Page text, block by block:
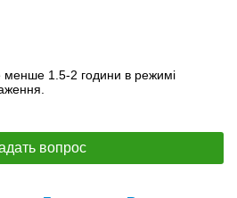
менше 1.5-2 години в режимі
вопрос